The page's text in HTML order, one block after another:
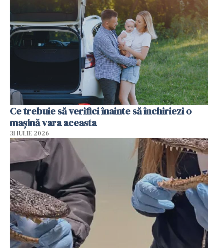
Ce trebuie să verifici înainte să închiriezi o
mașină vara aceasta
31 IULIE 2026